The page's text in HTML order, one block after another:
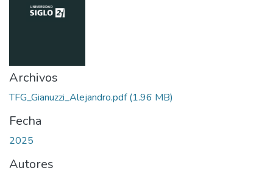
Archivos
TFG_Gianuzzi_Alejandro.pdf(1.96 MB)
Fecha
2025
Autores